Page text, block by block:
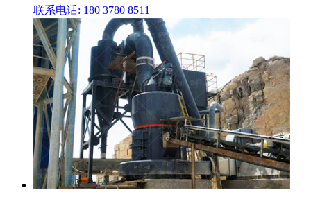
联系电话: 180 3780 8511